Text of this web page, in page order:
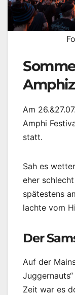
Am
Amphi
statt.
Sah es
eher
spätestens
lachte vom
Der
Auf der
Zeit war es